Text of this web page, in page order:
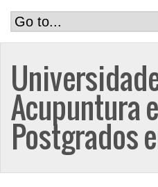
Acupuntura
Postgrados